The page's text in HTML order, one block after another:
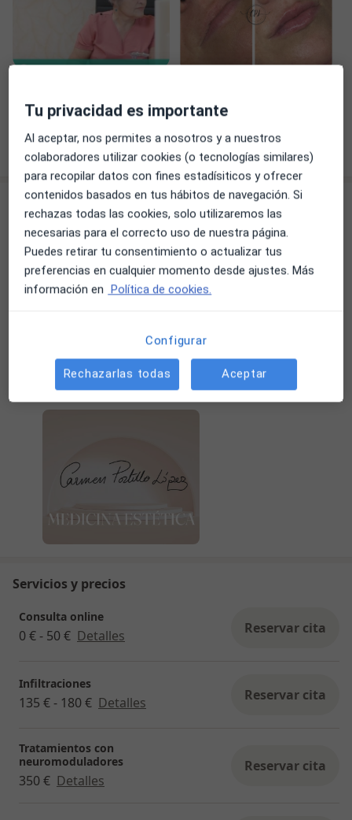
Mostrar más detalles
sobre la experiencia
Novedades
Dra. María del Carmen Portillo López
C. Cervantes 9, Cádiz 11003
Skinbooster: hidratación profunda para tu piel
aplicación de ácido hialurónico sin densidad,
diseñado para hidratar la piel desde el interior sin
aportar volumen. Estimula la producción de
colágeno y elastina, mejora la consistencia y
calidad de la piel y ayuda a tratar los signos del
Para potenciar los resultados, dispongo de un
bono de 3 sesiones, ideal para una hidratación
Contáctame para más información o reserva tu
hidratación profunda.
Leer más
03/02/2026
Servicios y precios
Consulta online
0 € - 50 € Detalles Reservar cita
Infiltraciones
135 € - 180 € Detalles Reservar cita
Tratamientos con
neuromoduladores
350 € Detalles
Reservar cita
Tu privacidad es importante
Al aceptar, nos permites a nosotros y a nuestros
colaboradores utilizar cookies (o tecnologías similares)
para recopilar datos con fines estadísiticos y ofrecer
contenidos basados en tus hábitos de navegación. Si
rechazas todas las cookies, solo utilizaremos las
necesarias para el correcto uso de nuestra página.
Puedes retirar tu consentimiento o actualizar tus
preferencias en cualquier momento desde ajustes. Más
información en Política de cookies.
Configurar
Rechazarlas todas Aceptar